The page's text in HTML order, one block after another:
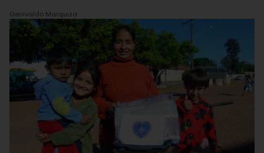
Genivaldo Marquiza